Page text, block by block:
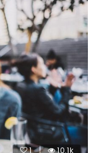
1 10.1k